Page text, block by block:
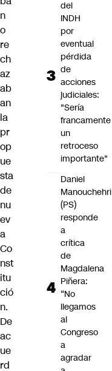
n
o
re
ch
az
ab
an
la
pr
op
ue
sta
de
nu
ev
a
Co
nst
itu
ció
n.
De
ac
ue
rd
del
INDH
por
eventual
pérdida
de
acciones
judiciales:
"Sería
francamente
un
retroceso
importante"
Daniel
Manouchehri
(PS)
responde
a
crítica
de
Magdalena
Piñera:
“No
llegamos
al
Congreso
a
agradar